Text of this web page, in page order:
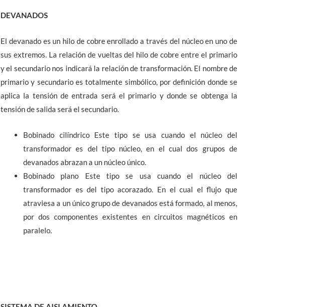
DEVANADOS
El devanado es un hilo de cobre enrollado a través del núcleo en uno de
sus extremos. La relación de vueltas del hilo de cobre entre el primario
y el secundario nos indicará la relación de transformación. El nombre de
primario y secundario es totalmente simbólico, por definición donde se
aplica la tensión de entrada será el primario y donde se obtenga la
tensión de salida será el secundario.
Bobinado cilíndrico Este tipo se usa cuando el núcleo del
transformador es del tipo núcleo, en el cual dos grupos de
devanados abrazan a un núcleo único.
Bobinado plano Este tipo se usa cuando el núcleo del
transformador es del tipo acorazado. En el cual el flujo que
atraviesa a un único grupo de devanados está formado, al menos,
por dos componentes existentes en circuitos magnéticos en
paralelo.